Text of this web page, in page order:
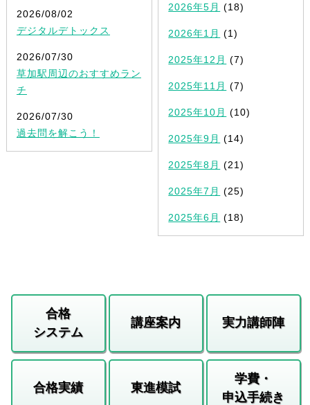
2026/08/02
デジタルデトックス
2026/07/30
草加駅周辺のおすすめラン
チ
2026/07/30
過去問を解こう！
2026年5月 (18)
2026年1月 (1)
2025年12月 (7)
2025年11月 (7)
2025年10月 (10)
2025年9月 (14)
2025年8月 (21)
2025年7月 (25)
2025年6月 (18)
合格
システム
講座案内 実力講師陣
合格実績 東進模試
学費・
申込手続き